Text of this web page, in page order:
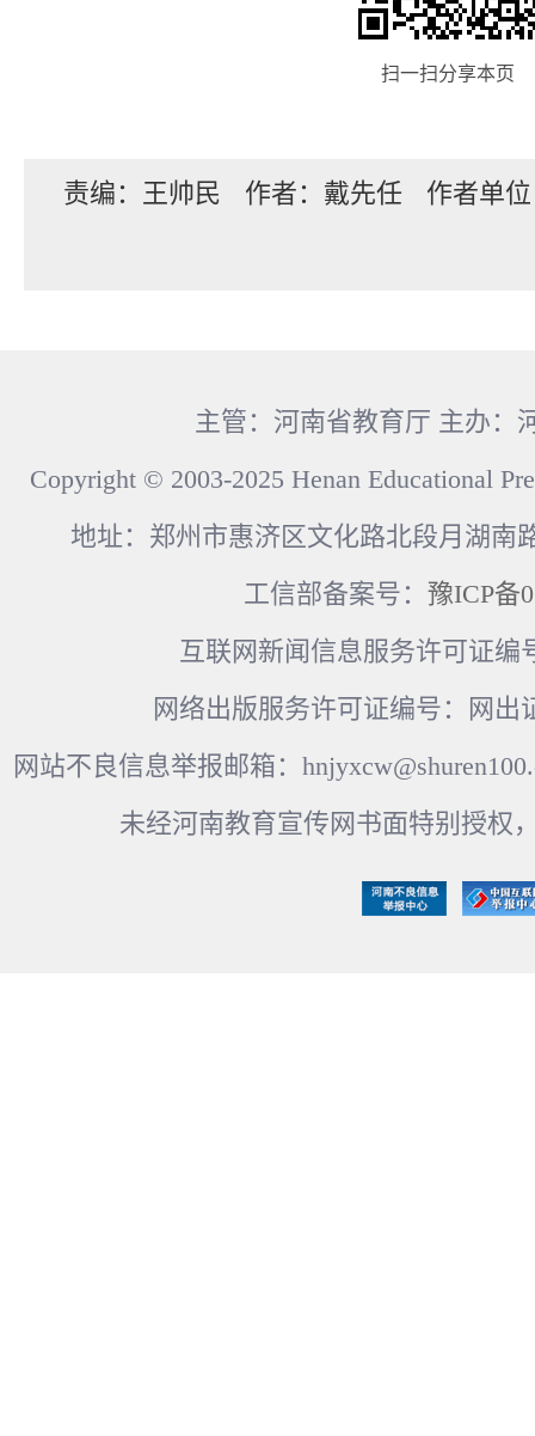
扫一扫分享本页
责编：王帅民 作者：戴先任 作者单
主管：河南省教育厅 主办：
Copyright © 2003-2025 Henan Educational
地址：郑州市惠济区文化路北段月湖南
工信部备案号： 豫ICP备
互联网新闻信息服务许可证编
网络出版服务许可证编号：网出
网站不良信息举报邮箱：
未经河南教育宣传网书面特别授权